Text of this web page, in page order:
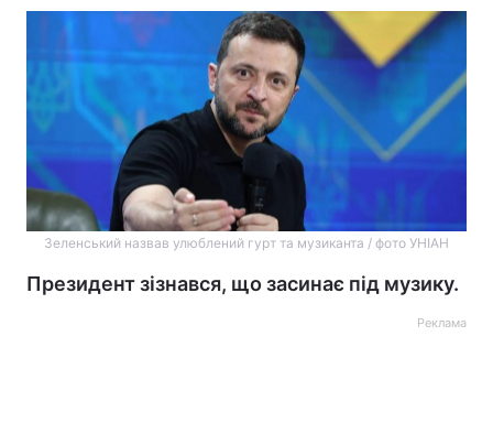
Зеленський назвав улюблений гурт та музиканта / фото УНІАН
Президент зізнався, що засинає під музику.
Реклама